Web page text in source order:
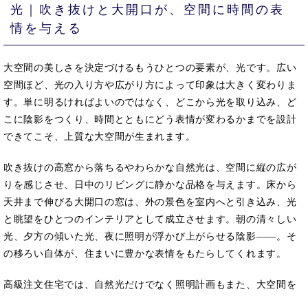
光｜吹き抜けと大開口が、空間に時間の表
情を与える
大空間の美しさを決定づけるもうひとつの要素が、光です。広い
空間ほど、光の入り方や広がり方によって印象は大きく変わりま
す。単に明るければよいのではなく、どこから光を取り込み、ど
こに陰影をつくり、時間とともにどう表情が変わるかまでを設計
できてこそ、上質な大空間が生まれます。
吹き抜けの高窓から落ちるやわらかな自然光は、空間に縦の広が
りを感じさせ、日中のリビングに静かな品格を与えます。床から
天井まで伸びる大開口の窓は、外の景色を室内へと引き込み、光
と眺望をひとつのインテリアとして成立させます。朝の清々しい
光、夕方の傾いた光、夜に照明が浮かび上がらせる陰影――。そ
の移ろい自体が、住まいに豊かな表情をもたらしてくれます。
高級注文住宅では、自然光だけでなく照明計画もまた、大空間を